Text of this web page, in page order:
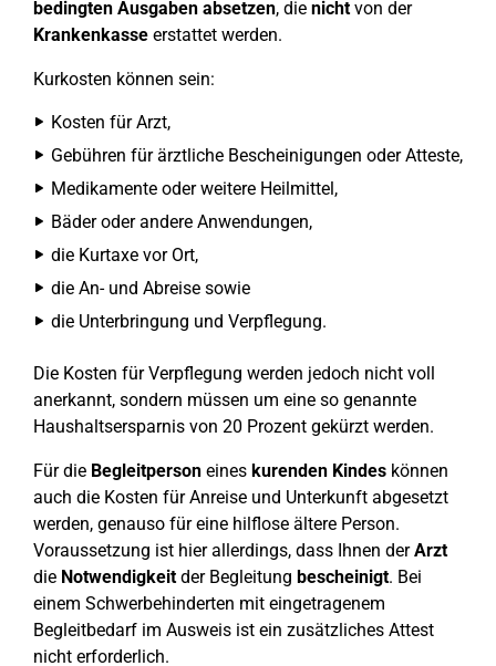
bedingten Ausgaben absetzen, die nichtvon der
Krankenkasse erstattet werden.
Kurkosten können sein:
Kosten für Arzt,
Gebühren für ärztliche Bescheinigungen oder Atteste,
Medikamente oder weitere Heilmittel,
Bäder oder andere Anwendungen,
die Kurtaxe vor Ort,
die An- und Abreise sowie
die Unterbringung und Verpflegung.
Die Kosten für Verpflegung werden jedoch nicht voll
anerkannt, sondern müssen um eine so genannte
Haushaltsersparnis von 20 Prozent gekürzt werden.
Für die Begleitperson eines kurenden Kindes können
auch die Kosten für Anreise und Unterkunft abgesetzt
werden, genauso für eine hilflose ältere Person.
Voraussetzung ist hier allerdings, dass Ihnen derArzt
die Notwendigkeitder Begleitung bescheinigt. Bei
einem Schwerbehinderten mit eingetragenem
Begleitbedarf im Ausweis ist ein zusätzliches Attest
nicht erforderlich.